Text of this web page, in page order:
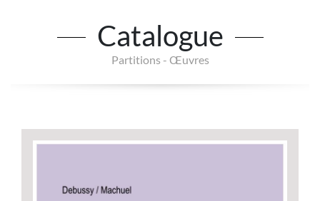
Catalogue
Partitions - Œuvres